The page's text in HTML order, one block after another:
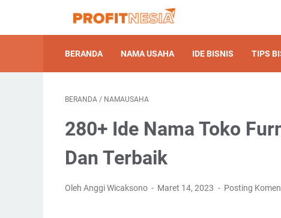
BERANDA NAMA USAHA IDE BISNIS TIPS
BERANDA / NAMAUSAHA
280+ Ide Nama Toko
Dan Terbaik
Oleh Anggi Wicaksono Maret 14, 2023 Posting